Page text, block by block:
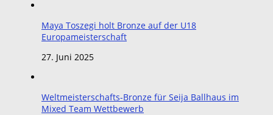
Maya Toszegi holt Bronze auf der U18
Europameisterschaft
27. Juni 2025
Weltmeisterschafts-Bronze für Seija Ballhaus im
Mixed Team Wettbewerb